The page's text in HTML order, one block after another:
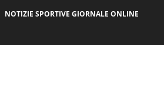
NOTIZIE SPORTIVE GIORNALE ONLINE